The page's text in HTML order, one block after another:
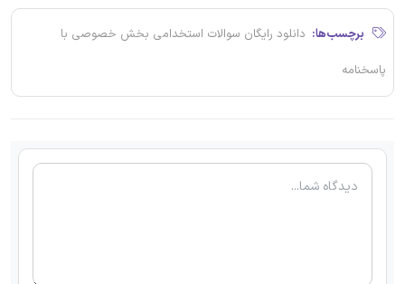
برچسب‌ها: دانلود رایگان سوالات استخدامی بخش خصوصی با
پاسخنامه